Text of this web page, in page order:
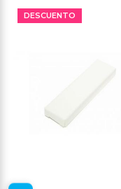
DESCUENTO